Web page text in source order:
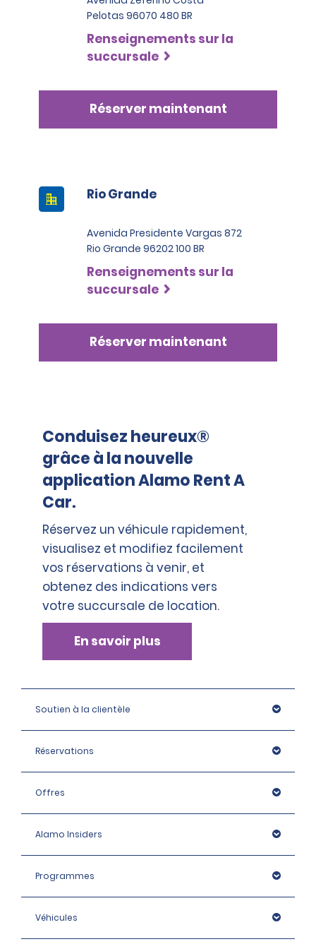
Pelotas 96070 480 BR
Renseignements sur la
succursale
Réserver maintenant
Rio Grande
Avenida Presidente Vargas 872
Rio Grande 96202 100 BR
Renseignements sur la
succursale
Réserver maintenant
Conduisez heureux®
grâce à la nouvelle
application Alamo Rent A
Car.
Réservez un véhicule rapidement,
visualisez et modifiez facilement
vos réservations à venir, et
obtenez des indications vers
votre succursale de location.
En savoir plus
Soutien à la clientèle
Réservations
Offres
Alamo Insiders
Programmes
Véhicules